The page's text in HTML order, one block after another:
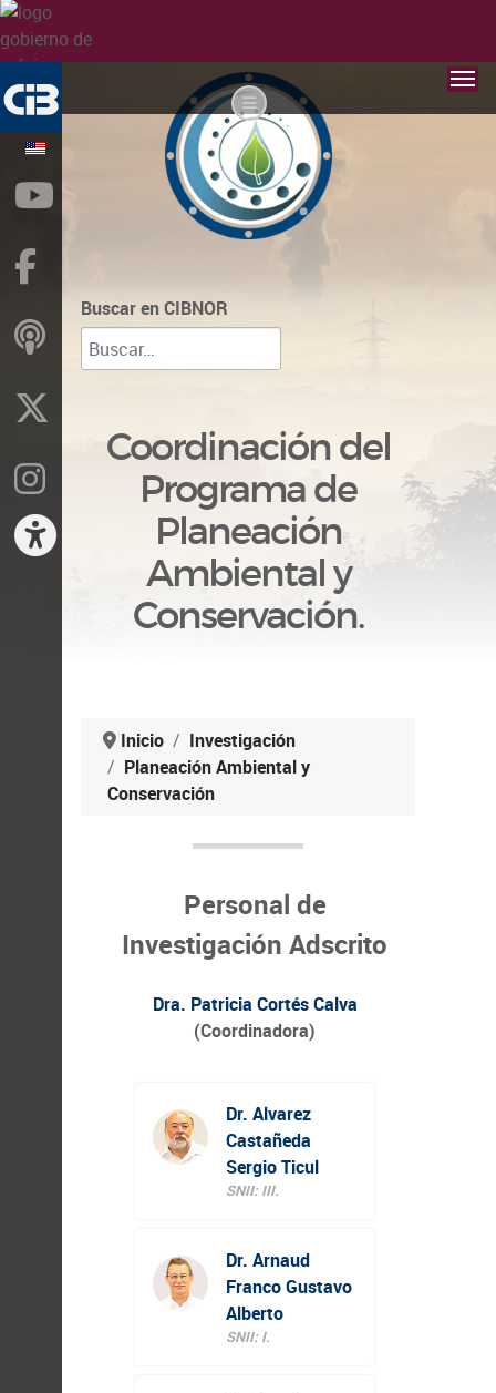
Buscar en CIBNOR
Coordinación del
Programa de
Planeación
Ambiental y
Conservación.
Inicio
Investigación
Planeación Ambiental y
Conservación
Personal de
Investigación Adscrito
Dra. Patricia Cortés Calva
(Coordinadora)
Dr. Alvarez
Castañeda
Sergio Ticul
SNII: III.
Dr. Arnaud
Franco Gustavo
Alberto
SNII: I.
YouTube
Facebook
ivoox
Instragram